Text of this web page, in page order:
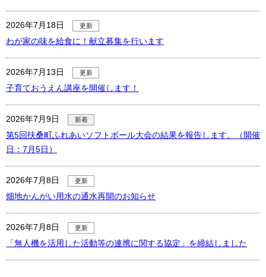
2026年7月18日 更新
わが家の味を給食に！献立募集を行います
2026年7月13日 更新
子育ておうえん講座を開催します！
2026年7月9日 新着
第5回扶桑町ふれあいソフトボール大会の結果を報告します。（開催
日：7月5日）
2026年7月8日 更新
畑地かんがい用水の通水再開のお知らせ
2026年7月8日 更新
「無人機を活用した活動等の連携に関する協定」を締結しました